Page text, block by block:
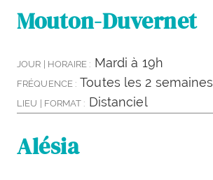
Mouton-Duvernet
JOUR | HORAIRE : Mardi à 19h
FRÉQUENCE : Toutes les 2 semaines
LIEU | FORMAT : Distanciel
Alésia